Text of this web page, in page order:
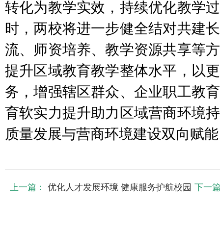
转化为教学实效，持续优化教学
时，两校将进一步健全结对共建
流、师资培养、教学资源共享等
提升区域教育教学整体水平，以
务，增强辖区群众、企业职工教
育软实力提升助力区域营商环境
质量发展与营商环境建设双向赋
上一篇： 优化人才发展环境 健康服务护航校园 下一